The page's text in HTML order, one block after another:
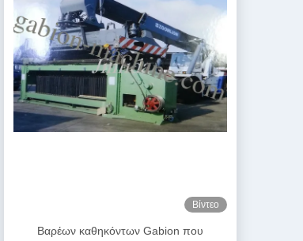
Βίντεο
Βαρέων καθηκόντων Gabion που